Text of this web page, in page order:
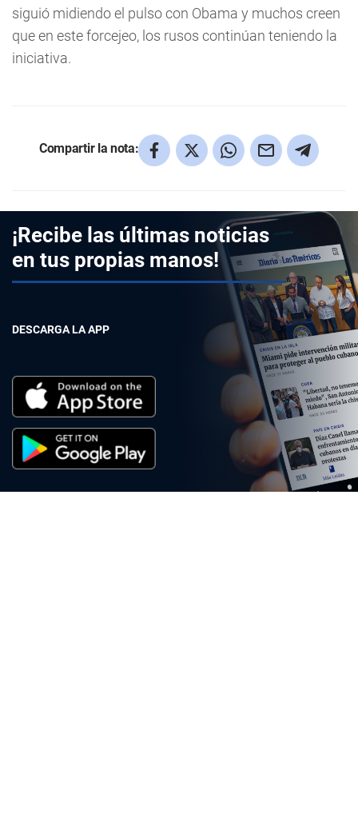
siguió midiendo el pulso con Obama y muchos creen
que en este forcejeo, los rusos continúan teniendo la
iniciativa.
Compartir la nota:
¡Recibe las últimas noticias
en tus propias manos!
DESCARGA LA APP